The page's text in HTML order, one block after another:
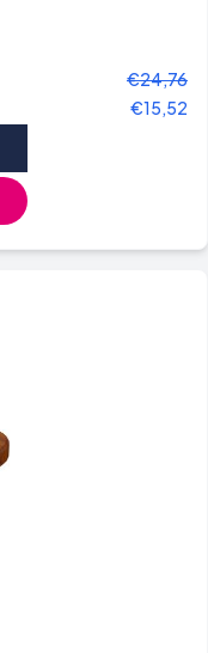
€24,76
€15,52